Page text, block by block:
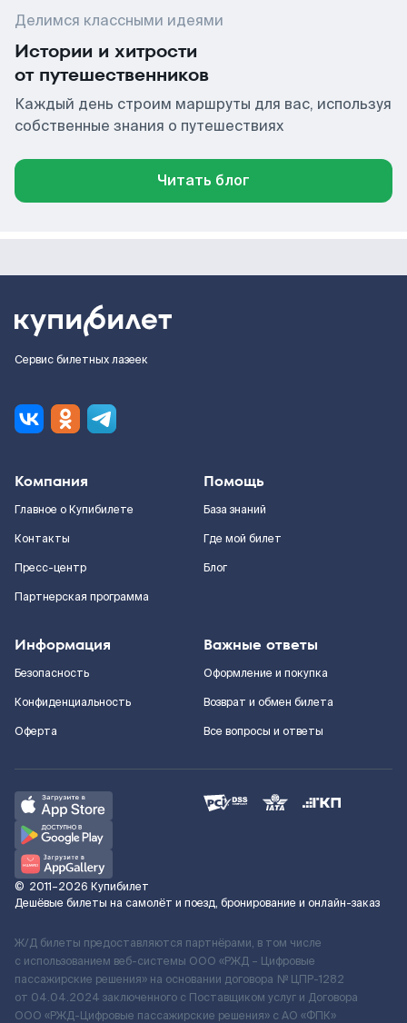
Делимся классными идеями
Истории и хитрости
от путешественников
Каждый день строим маршруты для вас, используя
собственные знания о путешествиях
Читать блог
Сервис билетных лазеек
Компания
Главное о Купибилете
Контакты
Пресс-центр
Партнерская программа
Помощь
База знаний
Где мой билет
Блог
Информация
Безопасность
Конфиденциальность
Оферта
Важные ответы
Оформление и покупка
Возврат и обмен билета
Все вопросы и ответы
© 2011–2026 Купибилет
Дешёвые билеты на самолёт и поезд, бронирование и онлайн-заказ
Ж/Д билеты предоставляются партнёрами, в том числе
с использованием веб-системы ООО «РЖД – Цифровые
пассажирские решения» на основании договора № ЦПР-1282
от 04.04.2024 заключенного с Поставщиком услуг и Договора
ООО «РЖД-Цифровые пассажирские решения» c АО «ФПК»